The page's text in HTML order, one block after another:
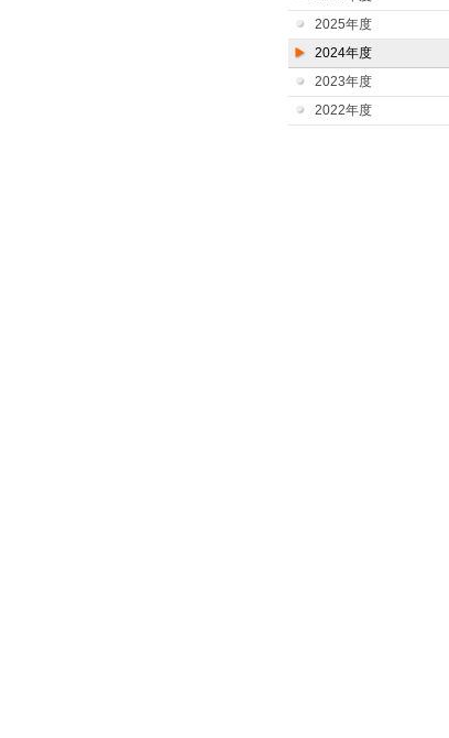
2025年度
2024年度
2023年度
2022年度